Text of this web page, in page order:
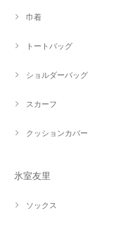
巾着
トートバッグ
ショルダーバッグ
スカーフ
クッションカバー
氷室友里
ソックス